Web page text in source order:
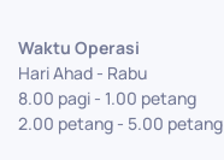
Waktu Operasi
Hari Ahad - Rabu
8.00 pagi - 1.00 petang
2.00 petang - 5.00 petang